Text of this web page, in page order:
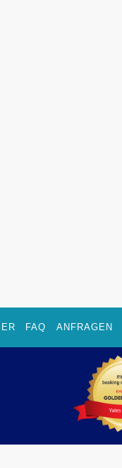
FAQ ANFRAGEN